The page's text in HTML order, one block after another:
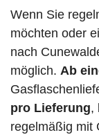
Wenn Sie
möchten oder
nach
möglich. Ab
pro Lieferung,
regelmäßig mit